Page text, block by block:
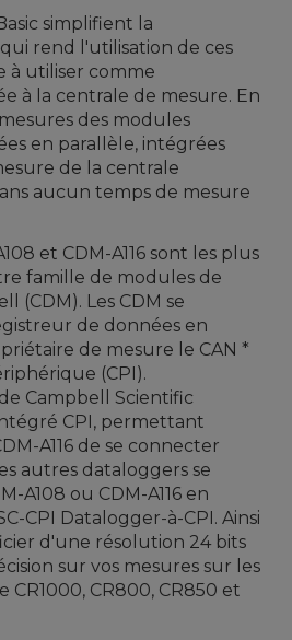
simplifient la
rend l'utilisation de ces
à utiliser comme
à la centrale de mesure. En
des modules
en parallèle, intégrées
de la centrale
aucun temps de mesure
et CDM-A116 sont les plus
famille de modules de
(CDM). Les CDM se
de données en
de mesure le CAN *
(CPI).
Campbell Scientific
CPI, permettant
A116 de se connecter
autres dataloggers se
A108 ou CDM-A116 en
CPI Datalogger-à-CPI. Ainsi
d'une résolution 24 bits
sur vos mesures sur les
CR1000, CR800, CR850 et